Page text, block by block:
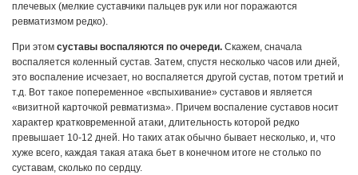
плечевых (мелкие суставчики пальцев рук или ног поражаются
ревматизмом редко).
При этом суставы воспаляются по очереди. Скажем, сначала
воспаляется коленный сустав. Затем, спустя несколько часов или дней,
это воспаление исчезает, но воспаляется другой сустав, потом третий и
т.д. Вот такое попеременное «вспыхивание» суставов и является
«визитной карточкой ревматизма». Причем воспаление суставов носит
характер кратковременной атаки, длительность которой редко
превышает 10-12 дней. Но таких атак обычно бывает несколько, и, что
хуже всего, каждая такая атака бьет в конечном итоге не столько по
суставам, сколько по сердцу.